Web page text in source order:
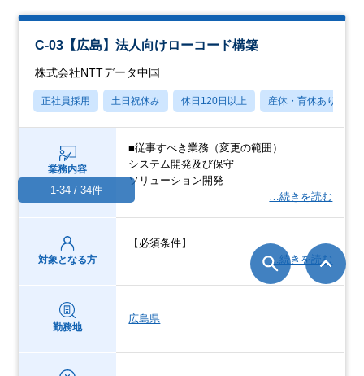
C-03【広島】法人向けローコード構築
株式会社NTTデータ中国
正社員採用 土日祝休み 休日120日以上 産休・育休あり
業務内容
■従事すべき業務（変更の範囲）
システム開発及び保守
ソリューション開発
…続きを読む
対象となる方
【必須条件】
…続きを読む
勤務地
広島県
1-34 / 34件